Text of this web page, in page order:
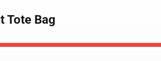
Tote Bag